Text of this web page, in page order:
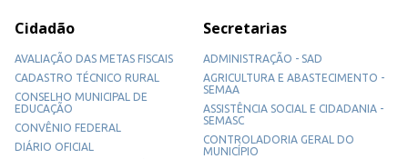
Cidadão
AVALIAÇÃO DAS METAS FISCAIS
CADASTRO TÉCNICO RURAL
CONSELHO MUNICIPAL DE
EDUCAÇÃO
CONVÊNIO FEDERAL
DIÁRIO OFICIAL
Secretarias
ADMINISTRAÇÃO - SAD
AGRICULTURA E ABASTECIMENTO -
SEMAA
ASSISTÊNCIA SOCIAL E CIDADANIA -
SEMASC
CONTROLADORIA GERAL DO
MUNICÍPIO